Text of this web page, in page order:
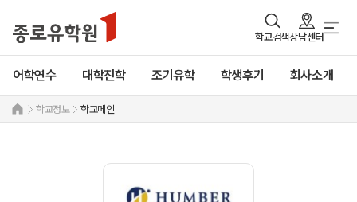
학교검색상담센터
어학연수 대학진학 조기유학 학생후기 회사소개
학교정보 학교메인